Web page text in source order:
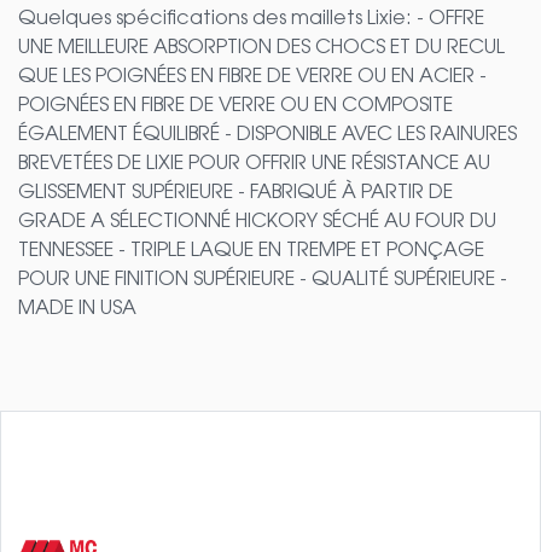
Quelques spécifications des maillets Lixie: - OFFRE
UNE MEILLEURE ABSORPTION DES CHOCS ET DU RECUL
QUE LES POIGNÉES EN FIBRE DE VERRE OU EN ACIER -
POIGNÉES EN FIBRE DE VERRE OU EN COMPOSITE
ÉGALEMENT ÉQUILIBRÉ - DISPONIBLE AVEC LES RAINURES
BREVETÉES DE LIXIE POUR OFFRIR UNE RÉSISTANCE AU
GLISSEMENT SUPÉRIEURE - FABRIQUÉ À PARTIR DE
GRADE A SÉLECTIONNÉ HICKORY SÉCHÉ AU FOUR DU
TENNESSEE - TRIPLE LAQUE EN TREMPE ET PONÇAGE
POUR UNE FINITION SUPÉRIEURE - QUALITÉ SUPÉRIEURE -
MADE IN USA